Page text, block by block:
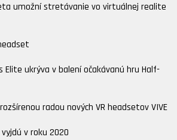
umožní stretávanie vo virtuálnej realite
Elite ukrýva v balení očakávanú hru Half-
radou nových VR headsetov VIVE
v roku 2020